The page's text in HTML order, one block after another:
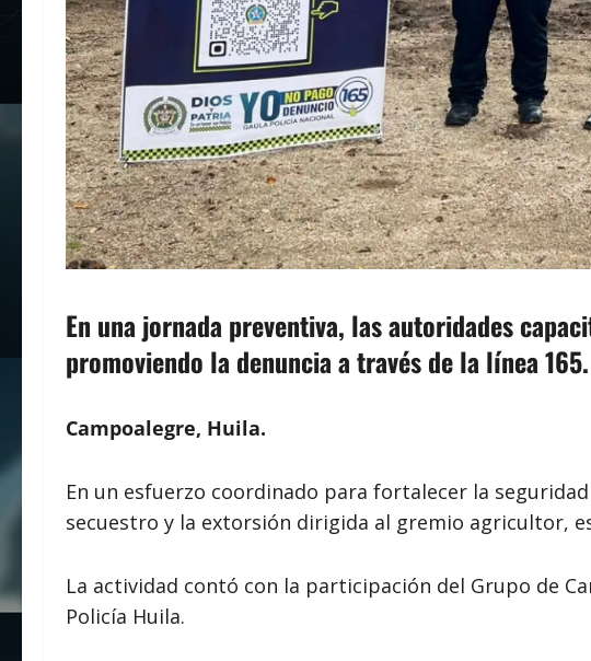
En una jornada preventiva, las autoridades
promoviendo la denuncia a través de la línea 165.
Campoalegre, Huila.
En un esfuerzo coordinado para fortalecer la
secuestro y la extorsión dirigida al gremio agricultor,
La actividad contó con la participación del Grupo de
Policía Huila.